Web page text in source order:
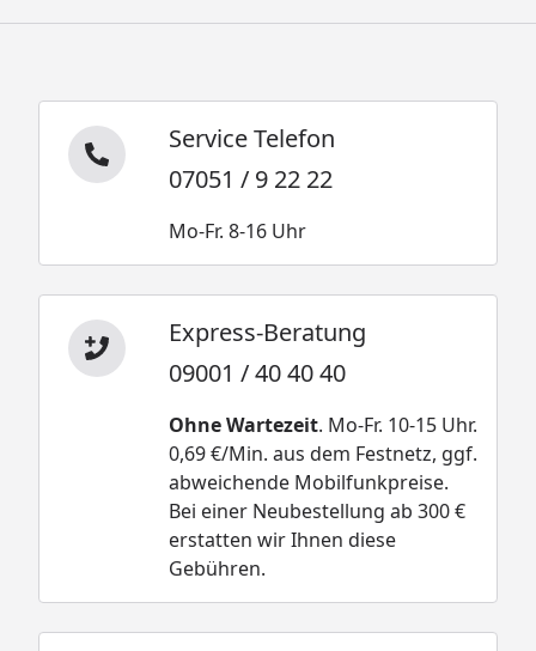
Service Telefon
07051 / 9 22 22
Mo-Fr. 8-16 Uhr
Express-Beratung
09001 / 40 40 40
Ohne Wartezeit. Mo-Fr. 10-15 Uhr.
0,69 €/Min. aus dem Festnetz, ggf.
abweichende Mobilfunkpreise.
Bei einer Neubestellung ab 300 €
erstatten wir Ihnen diese
Gebühren.